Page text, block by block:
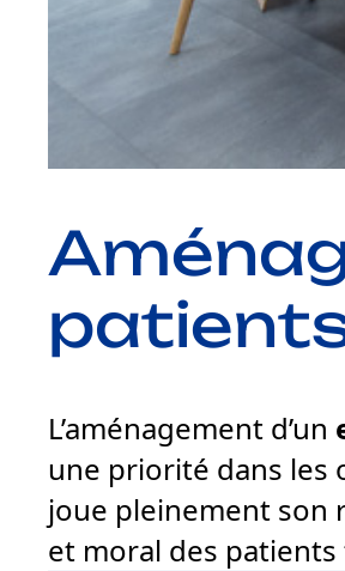
L’aménagement d’un
une priorité dans les
joue pleinement son
et moral des